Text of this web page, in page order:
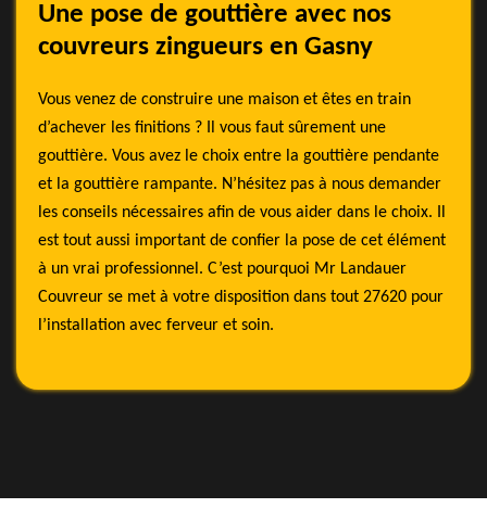
Une pose de gouttière avec nos
couvreurs zingueurs en Gasny
Vous venez de construire une maison et êtes en train
d’achever les finitions ? Il vous faut sûrement une
gouttière. Vous avez le choix entre la gouttière pendante
et la gouttière rampante. N’hésitez pas à nous demander
les conseils nécessaires afin de vous aider dans le choix. Il
est tout aussi important de confier la pose de cet élément
à un vrai professionnel. C’est pourquoi Mr Landauer
Couvreur se met à votre disposition dans tout 27620 pour
l’installation avec ferveur et soin.